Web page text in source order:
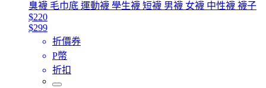
臭襪 毛巾底 運動襪 學生襪 短襪 男襪 女襪 中性襪 襪子
$220
$299
折價券
P幣
折扣